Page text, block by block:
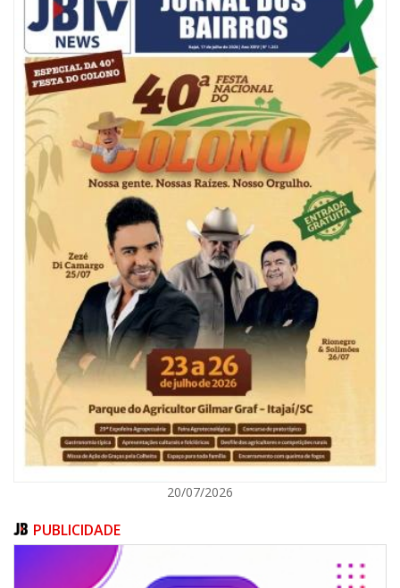
07/08/2026 | 18:03
COLUNA DO PRISCO PARAÍSO: Mídia domesticada, Centrão comprado e
Supremo fazendo jogo sujo
ITAJAÍ
20/07/2026
PUBLICIDADE